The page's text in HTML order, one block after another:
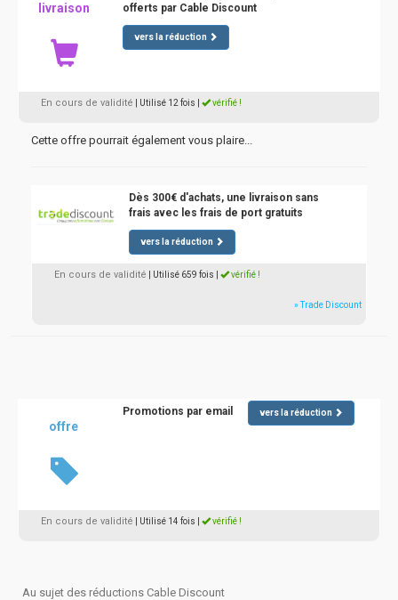
livraison
offerts par Cable Discount
vers la réduction
En cours de validité | Utilisé 12 fois vérifié !
Cette offre pourrait également vous plaire...
Dès 300€ d'achats, une livraison sans
frais avec les frais de port gratuits
vers la réduction
En cours de validité | Utilisé 659 fois vérifié !
» Trade Discount
offre
Promotions par email vers la réduction
En cours de validité | Utilisé 14 fois vérifié !
Au sujet des réductions Cable Discount